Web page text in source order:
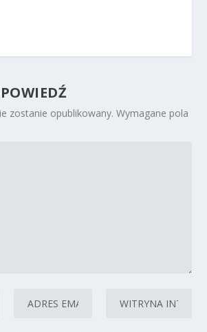
zostanie opublikowany. Wymagane pola